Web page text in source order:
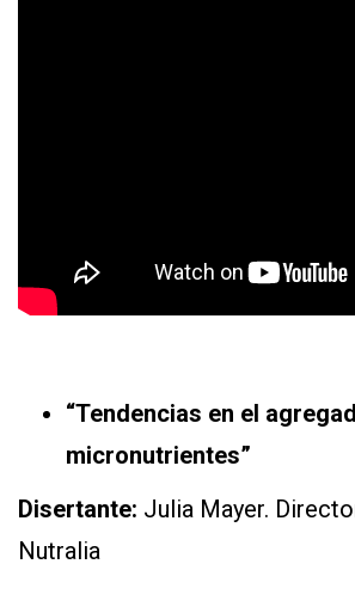
“Tendencias en el
micronutrientes”
Disertante: Julia Mayer.
Nutralia